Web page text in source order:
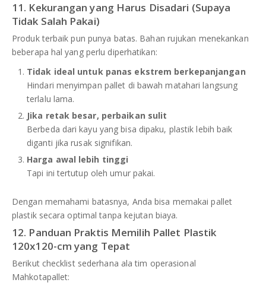
11. Kekurangan yang Harus Disadari (Supaya
Tidak Salah Pakai)
Produk terbaik pun punya batas. Bahan rujukan menekankan
beberapa hal yang perlu diperhatikan:
Tidak ideal untuk panas ekstrem berkepanjangan
Hindari menyimpan pallet di bawah matahari langsung
terlalu lama.
Jika retak besar, perbaikan sulit
Berbeda dari kayu yang bisa dipaku, plastik lebih baik
diganti jika rusak signifikan.
Harga awal lebih tinggi
Tapi ini tertutup oleh umur pakai.
Dengan memahami batasnya, Anda bisa memakai pallet
plastik secara optimal tanpa kejutan biaya.
12. Panduan Praktis Memilih Pallet Plastik
120x120-cm yang Tepat
Berikut checklist sederhana ala tim operasional
Mahkotapallet: